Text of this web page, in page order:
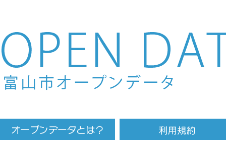
Skip to main content